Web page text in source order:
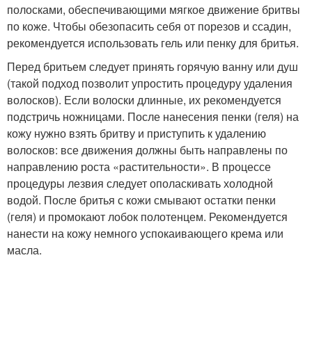
полосками, обеспечивающими мягкое движение бритвы
по коже. Чтобы обезопасить себя от порезов и ссадин,
рекомендуется использовать гель или пенку для бритья.
Перед бритьем следует принять горячую ванну или душ
(такой подход позволит упростить процедуру удаления
волосков). Если волоски длинные, их рекомендуется
подстричь ножницами. После нанесения пенки (геля) на
кожу нужно взять бритву и приступить к удалению
волосков: все движения должны быть направлены по
направлению роста «растительности». В процессе
процедуры лезвия следует ополаскивать холодной
водой. После бритья с кожи смывают остатки пенки
(геля) и промокают лобок полотенцем. Рекомендуется
нанести на кожу немного успокаивающего крема или
масла.